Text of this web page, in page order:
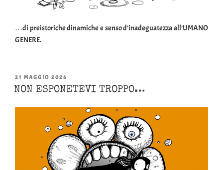
…di preistoriche dinamiche e senso d’inadeguatezza all’UMANO
GENERE.
PUBBLICATO
IL
21 MAGGIO 2026
NON ESPONETEVI TROPPO…